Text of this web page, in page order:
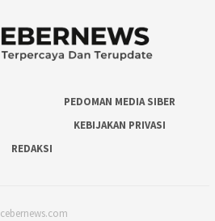
PEDOMAN MEDIA SIBER
KEBIJAKAN PRIVASI
REDAKSI
cebernews.com